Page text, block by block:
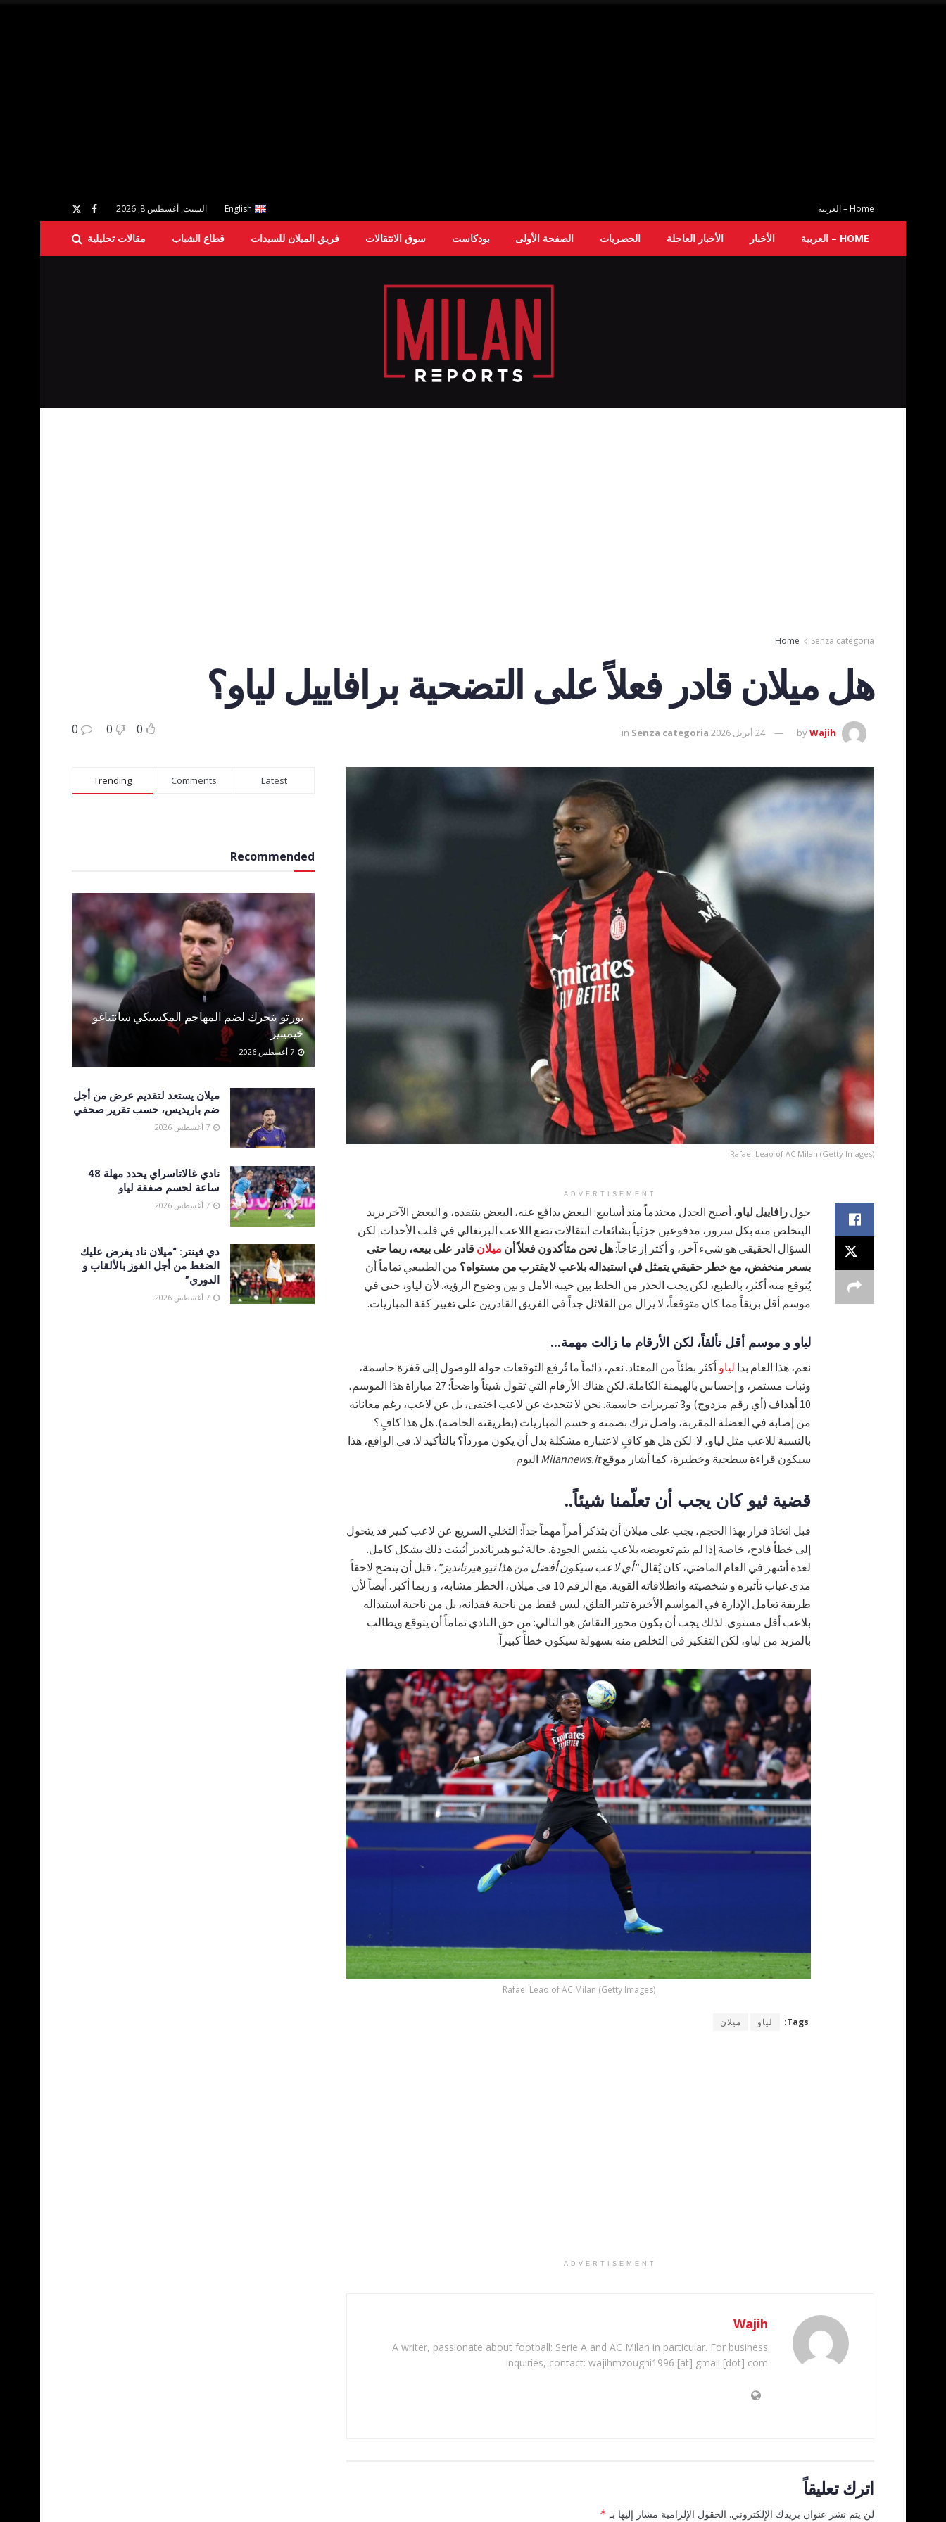
Home – العربية English السبت, أغسطس 8, 2026
HOME – العربية الأخبار الأخبار العاجلة الحصريات الصفحة الأولى بودكاست سوق الانتقالات فريق الميلان للسيدات قطاع الشباب مقالات تحليلية
Home Senza categoria
هل ميلان قادر فعلاً على التضحية برافاييل لياو؟
byWajih 24 أبريل 2026 in Senza categoria
0
0
Rafael Leao of AC Milan (Getty Images)
ADVERTISEMENT
حول رافاييل لياو، أصبح الجدل محتدماً منذ أسابيع: البعض يدافع عنه، البعض ينتقده، و البعض الآخر يريد
اليتخلص منه بكل سرور، مدفوعين جزئياً بشائعات انتقالات تضع اللاعب البرتغالي في قلب الأحداث. لكن
السؤال الحقيقي هو شيء آخر، و أكثر إزعاجاً:هل نحن متأكدون فعلاً أن ميلان قادر على بيعه، ربما حتى
بسعر منخفض، مع خطر حقيقي يتمثل في استبداله بلاعب لا يقترب من مستواه؟ من الطبيعي تماماً أن
يُتوقع منه أكثر، بالطبع، لكن يجب الحذر من الخلط بين خيبة الأمل و بين وضوح الرؤية. لأن لياو، حتى في
موسم أقل بريقاً مما كان متوقعاً، لا يزال من القلائل جداً في الفريق القادرين على تغيير كفة المباريات.
لياو و موسم أقل تألقاً، لكن الأرقام ما زالت مهمة...
نعم، هذا العام بدا لياو أكثر بطئاً من المعتاد. نعم، دائماً ما تُرفع التوقعات حوله للوصول إلى قفزة حاسمة،
وثبات مستمر، و إحساس بالهيمنة الكاملة. لكن هناك الأرقام التي تقول شيئاً واضحاً: 27 مباراة هذا الموسم،
10 أهداف (أي رقم مزدوج) و3 تمريرات حاسمة. نحن لا نتحدث عن لاعب اختفى، بل عن لاعب، رغم معاناته
من إصابة في العضلة المقربة، واصل ترك بصمته و حسم المباريات (بطريقته الخاصة). هل هذا كافٍ؟
بالنسبة للاعب مثل لياو، لا. لكن هل هو كافٍ لاعتباره مشكلة بدل أن يكون مورداً؟ بالتأكيد لا. في الواقع، هذا
سيكون قراءة سطحية وخطيرة، كما أشار موقعMilannews.it اليوم.
قضية ثيو كان يجب أن تعلّمنا شيئاً..
قبل اتخاذ قرار بهذا الحجم، يجب على ميلان أن يتذكر أمراً مهماً جداً: التخلي السريع عن لاعب كبير قد يتحول
إلى خطأ فادح، خاصة إذا لم يتم تعويضه بلاعب بنفس الجودة. حالة ثيو هيرنانديز أثبتت ذلك بشكل كامل.
لعدة أشهر في العام الماضي، كان يُقال"أي لاعب سيكون أفضل من هذا ثيو هيرنانديز" ، قبل أن يتضح لاحقاً
مدى غياب تأثيره و شخصيته وانطلاقاته القوية. مع الرقم 10 في ميلان، الخطر مشابه، و ربما أكبر. أيضاً لأن
طريقة تعامل الإدارة في المواسم الأخيرة تثير القلق، ليس فقط من ناحية فقدانه، بل من ناحية استبداله
بلاعب أقل مستوى. لذلك يجب أن يكون محور النقاش هو التالي: من حق النادي تماماً أن يتوقع ويطالب
بالمزيد من لياو، لكن التفكير في التخلص منه بسهولة سيكون خطأً كبيراً.
Rafael Leao of AC Milan (Getty Images)
Tags: لياو ميلان
ADVERTISEMENT
Wajih
A writer, passionate about football: Serie A and AC Milan in particular. For business
inquiries, contact: wajihmzoughi1996 [at] gmail [dot] com
اترك تعليقاً
لن يتم نشر عنوان بريدك الإلكتروني. الحقول الإلزامية مشار إليها بـ *
Trending Comments Latest
Recommended
بورتو يتحرك لضم المهاجم المكسيكي سانتياغو
خيمينيز
ميلان يستعد لتقديم عرض من أجل
ضم باريديس، حسب تقرير صحفي
نادي غالاتاسراي يحدد مهلة 48
ساعة لحسم صفقة لياو
دي فينتر: “ميلان ناد يفرض عليك
الضغط من أجل الفوز بالألقاب و
الدوري”